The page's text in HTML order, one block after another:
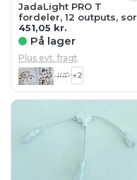
JadaLight PRO T
fordeler, 12 outputs,
451,05 kr.
På lager
Plus evt. fragt
+2